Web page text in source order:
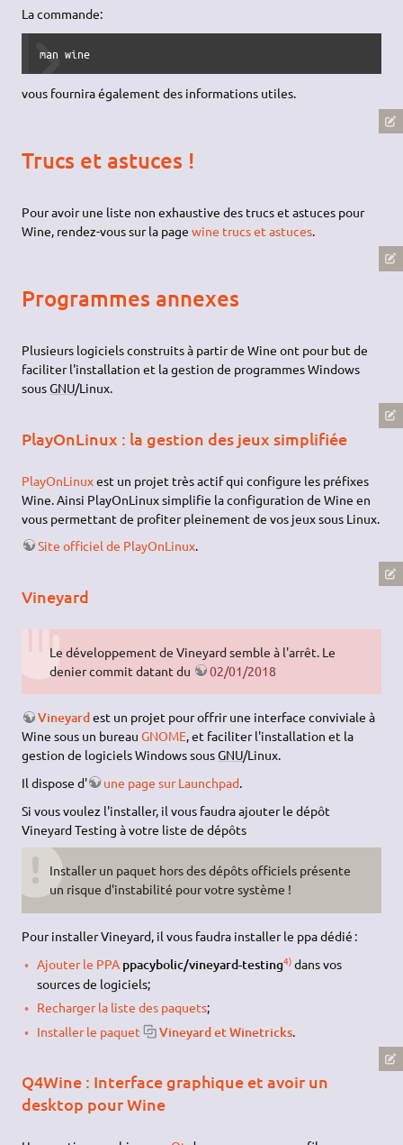
programmes installés sur le disque Windows si vous êtes en
dual-boot. La commande sera la même à l'exception de la lettre
de désignation du drive qui sera celle que vous aurez retenue
gratuits. Il se peut aussi cependant qu'un logiciel qui refuse de
démarrer sur la partition Windows démarrera lorsqu'on en fera
d'une certaine persévérance.
La commande:
man wine
vous fournira également des informations utiles.
Trucs et astuces !
Pour avoir une liste non exhaustive des trucs et astuces pour
Wine, rendez-vous sur la pagewine trucs et astuces.
Programmes annexes
faciliter l'installation et la gestion de programmes Windows
sousGNU/Linux.
PlayOnLinux : la gestion des jeux simplifiée
Wine. Ainsi PlayOnLinux simplifie la configuration de Wine en
vous permettant de profiter pleinement de vos jeux sous Linux.
Site officiel de PlayOnLinux.
Vineyard
Le développement de Vineyard semble à l'arrêt. Le
denier commit datant du
02/01/2018
Vineyardest un projet pour offrir une interface conviviale à
Wine sous un bureau GNOME
, et faciliter l'installation et la
une page sur Launchpad
Si vous voulez l'installer, il vous faudra ajouter le dépôt